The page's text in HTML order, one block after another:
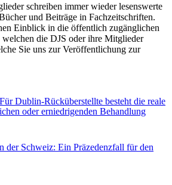
schreiben immer wieder lesenswerte
und Beiträge in Fachzeitschriften.
Einblick in die öffentlich zugänglichen
die DJS oder ihre Mitglieder
Sie uns zur Veröffentlichung zur
Dublin-Rücküberstellte besteht die reale
oder erniedrigenden Behandlung
der Schweiz: Ein Präzedenzfall für den